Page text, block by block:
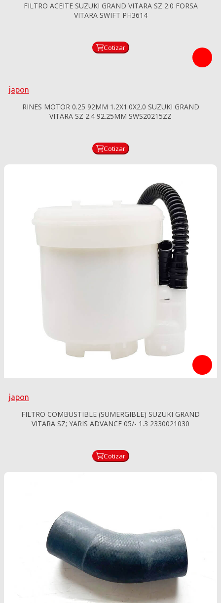
FILTRO ACEITE SUZUKI GRAND VITARA SZ 2.0 FORSA
VITARA SWIFT PH3614
Cotizar
japon
RINES MOTOR 0.25 92MM 1.2X1.0X2.0 SUZUKI GRAND
VITARA SZ 2.4 92.25MM SWS20215ZZ
Cotizar
japon
FILTRO COMBUSTIBLE (SUMERGIBLE) SUZUKI GRAND
VITARA SZ; YARIS ADVANCE 05/- 1.3 2330021030
Cotizar